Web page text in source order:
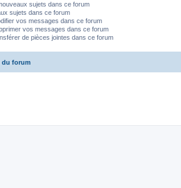
sujets dans ce forum
sujets dans ce forum
vos messages dans ce forum
vos messages dans ce forum
de pièces jointes dans ce forum
du forum